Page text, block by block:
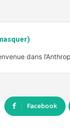
dans
Facebook